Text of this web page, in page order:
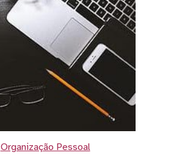
Organização Pessoal